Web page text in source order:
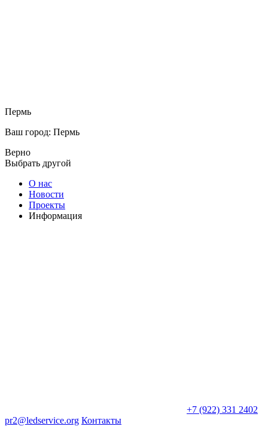
Пермь
Ваш город: Пермь
Верно
Выбрать другой
О нас
Новости
Проекты
Информация
+7 (922) 331 2402
pr2@ledservice.org Контакты